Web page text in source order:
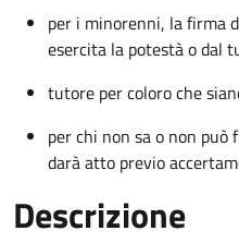
per i minorenni, la firma
esercita la potestà o dal
tutore per coloro che
per chi non sa o non
darà atto previo
Descrizione